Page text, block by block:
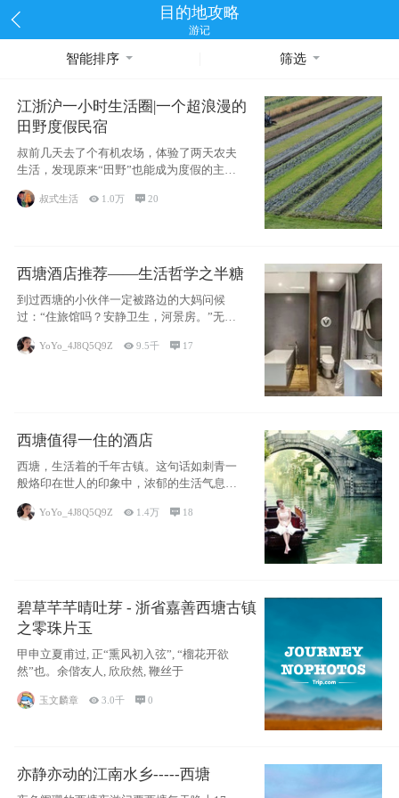
目的地攻略
游记
智能排序 筛选
江浙沪一小时生活圈|一个超浪漫的
田野度假民宿
叔前几天去了个有机农场，体验了两天农夫
生活，发现原来“田野”也能成为度假的主旋
律。江
叔式生活  1.0万 20
西塘酒店推荐——生活哲学之半糖
到过西塘的小伙伴一定被路边的大妈问候
过：“住旅馆吗？安静卫生，河景房。”无意
YoYo_4J8Q5Q9Z 9.5千  17
西塘值得一住的酒店
西塘，生活着的千年古镇。这句话如刺青一
般烙印在世人的印象中，浓郁的生活气息，
小桥流水
YoYo_4J8Q5Q9Z  1.4万  18
碧草芊芊晴吐芽 - 浙省嘉善西塘古镇
之零珠片玉
甲申立夏甫过, 正“熏风初入弦”, “榴花开欲
然”也。余偕友人, 欣欣然, 鞭丝于
玉文麟章  3.0千 0
亦静亦动的江南水乡-----西塘